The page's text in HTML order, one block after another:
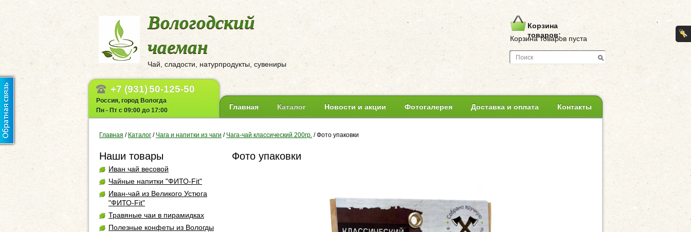
Вологодский
чаеман
Чай, сладости, натурпродукты, сувениры
Корзина
товаров:
Корзина товаров пуста
+7 (931)50-125-50
Россия, город Вологда
Пн - Пт с 09:00 до 17:00
Главная Каталог Новости и акции Фотогалерея Доставка и оплата Контакты
Главная / Каталог / Чага и напитки из чаги / Чага-чай классический 200гр. / Фото упаковки
Наши товары
Иван чай весовой
Чайные напитки "ФИТО-Fit"
Иван-чай из Великого Устюга
"ФИТО-Fit"
Травяные чаи в пирамидках
Полезные конфеты из Вологды
Фото упаковки